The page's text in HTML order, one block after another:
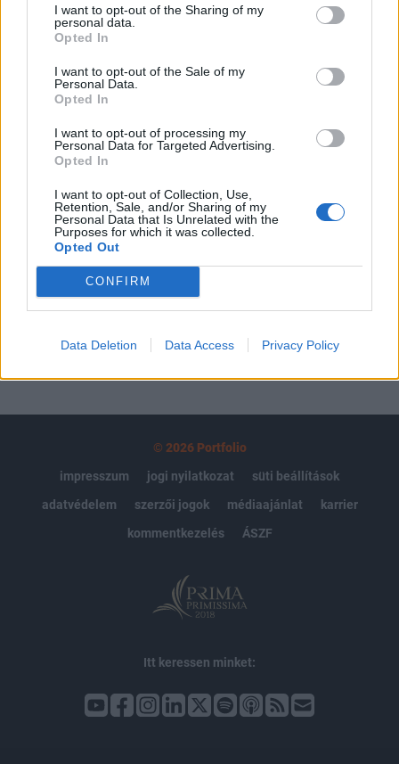
I want to opt-out of the Sharing of my
personal data.
Opted In
I want to opt-out of the Sale of my
Personal Data.
Opted In
I want to opt-out of processing my
Personal Data for Targeted Advertising.
Opted In
I want to opt-out of Collection, Use,
Retention, Sale, and/or Sharing of my
Personal Data that Is Unrelated with the
Purposes for which it was collected.
Opted Out
CONFIRM
Data Deletion Data Access Privacy Policy
KEDVES OLVASÓNK!
tartozik, melynek olvasása előfizetéses
regisztrációhoz kötött.
Az előfizetés a következőket tartalmazza:
Portfolio.hu teljes cikkarchívum
kötéslistái
MÁR ELŐFIZETŐNK VAGY?BEJELENTKEZÉS
© 2026 Portfolio
impresszum
jogi nyilatkozat
süti beállítások
adatvédelem
szerzői jogok médiaajánlat
karrier
kommentkezelés
ÁSZF
Itt keressen minket: